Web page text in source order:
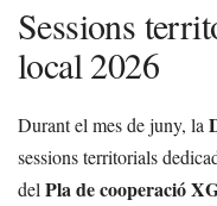
Sessions
local 2026
Durant el mes de juny, la
sessions territorials
del Pla de cooperació